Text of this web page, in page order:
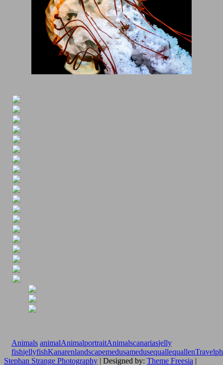
Animals animalAnimalportraitAnimalscanariasjelly
fishjellyfishKanarenlandscapemedusamedusequallequallen
Stephan Strange Photography | Designed by: Theme Freesia |